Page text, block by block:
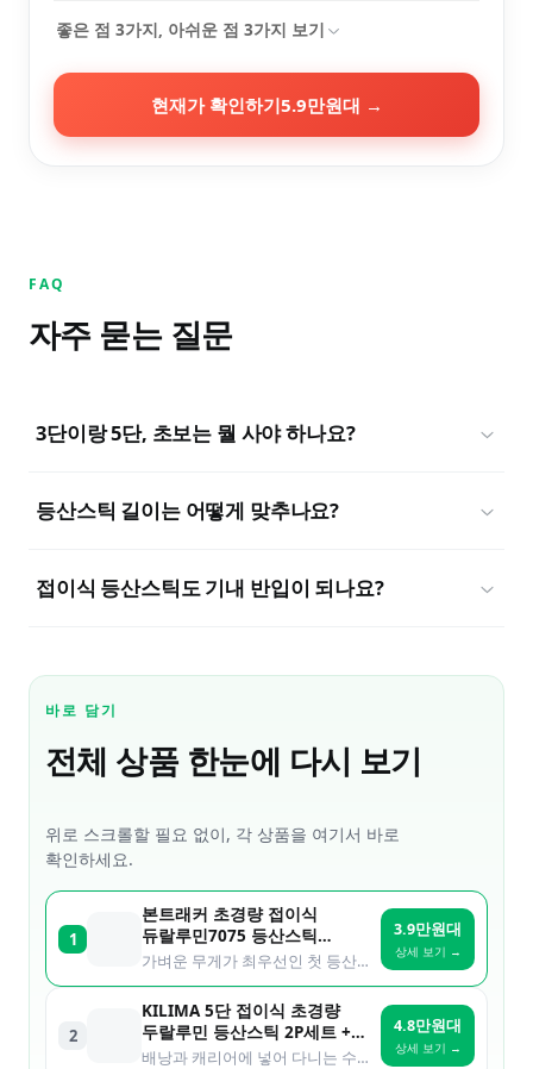
좋은 점 3가지, 아쉬운 점 3가지 보기
현재가 확인하기5.9만원대 →
FAQ
자주 묻는 질문
3단이랑 5단, 초보는 뭘 사야 하나요?
등산스틱 길이는 어떻게 맞추나요?
접이식 등산스틱도 기내 반입이 되나요?
바로 담기
전체 상품 한눈에 다시 보기
위로 스크롤할 필요 없이, 각 상품을 여기서 바로
확인하세요.
1
본트래커 초경량 접이식
듀랄루민7075 등산스틱
2개세트
가벼운 무게가 최우선인 첫 등산스틱
3.9만원대
상세 보기 →
2
KILIMA 5단 접이식 초경량
두랄루민 등산스틱 2P세트 +
파우치
배낭과 캐리어에 넣어 다니는 수납 우선 사용자
4.8만원대
상세 보기 →